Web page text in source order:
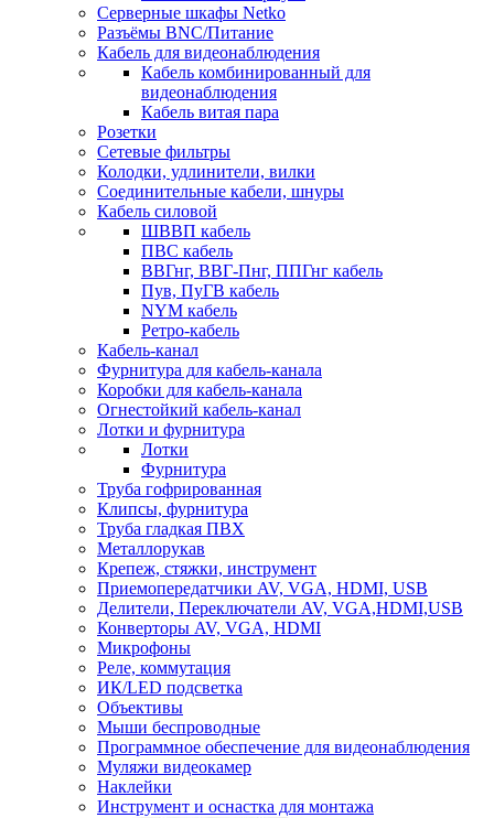
Серверные шкафы Netko
Разъёмы BNC/Питание
Кабель для видеонаблюдения
Кабель комбинированный для
видеонаблюдения
Кабель витая пара
Розетки
Сетевые фильтры
Колодки, удлинители, вилки
Соединительные кабели, шнуры
Кабель силовой
ШВВП кабель
ПВС кабель
ВВГнг, ВВГ-Пнг, ППГнг кабель
Пув, ПуГВ кабель
NYM кабель
Ретро-кабель
Кабель-канал
Фурнитура для кабель-канала
Коробки для кабель-канала
Огнестойкий кабель-канал
Лотки и фурнитура
Лотки
Фурнитура
Труба гофрированная
Клипсы, фурнитура
Труба гладкая ПВХ
Металлорукав
Крепеж, стяжки, инструмент
Приемопередатчики AV, VGA, HDMI, USB
Делители, Переключатели AV, VGA,HDMI,USB
Конверторы AV, VGA, HDMI
Микрофоны
Реле, коммутация
ИК/LED подсветка
Объективы
Мыши беспроводные
Программное обеспечение для видеонаблюдения
Муляжи видеокамер
Наклейки
Инструмент и оснастка для монтажа